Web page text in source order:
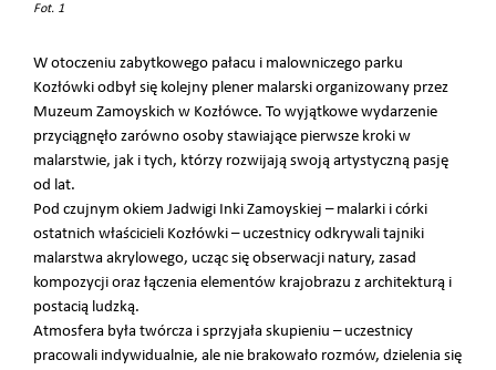
Fot. 1
W otoczeniu zabytkowego pałacu i malowniczego parku
Kozłówki odbył się kolejny plener malarski organizowany przez
Muzeum Zamoyskich w Kozłówce. To wyjątkowe wydarzenie
przyciągnęło zarówno osoby stawiające pierwsze kroki w
malarstwie, jak i tych, którzy rozwijają swoją artystyczną pasję
od lat.
Pod czujnym okiem Jadwigi Inki Zamoyskiej – malarki i córki
ostatnich właścicieli Kozłówki – uczestnicy odkrywali tajniki
malarstwa akrylowego, ucząc się obserwacji natury, zasad
kompozycji oraz łączenia elementów krajobrazu z architekturą i
postacią ludzką.
Atmosfera była twórcza i sprzyjała skupieniu – uczestnicy
pracowali indywidualnie, ale nie brakowało rozmów, dzielenia się